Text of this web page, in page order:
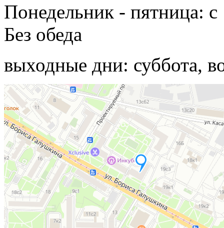
Понедельник - пятница:
Без обеда
выходные дни: суббота,